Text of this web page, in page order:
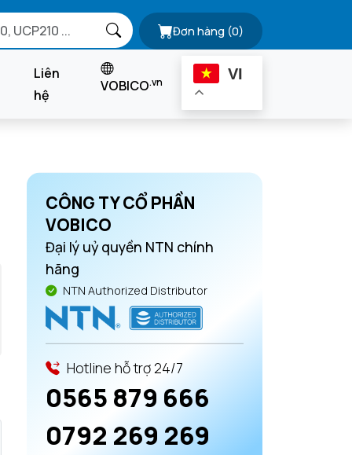
Đơn hàng (0)
Liên
hệ
VOBICO.vn VI
CÔNG TY CỔ PHẦN
VOBICO
Đại lý uỷ quyền NTN chính
hãng
NTN Authorized Distributor
Hotline hỗ trợ 24/7
0565 879 666
0792 269 269